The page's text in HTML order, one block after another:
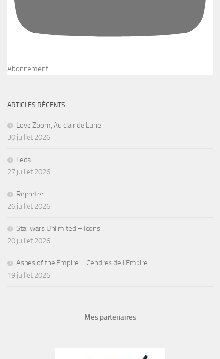
Abonnement
ARTICLES RÉCENTS
Love Zoom, Au clair de Lune
30 juillet 2026
Leda
27 juillet 2026
Reporter
26 juillet 2026
Star wars Unlimited – Icons
20 juillet 2026
Ashes of the Empire – Cendres de l’Empire
19 juillet 2026
Mes partenaires